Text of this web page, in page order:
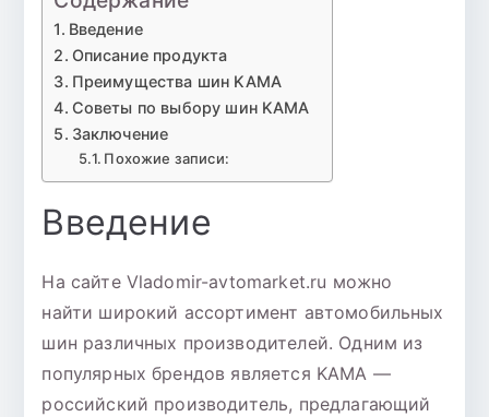
Введение
Описание продукта
Преимущества шин KAMA
Советы по выбору шин KAMA
Заключение
Похожие записи:
Введение
На сайте Vladomir-avtomarket.ru можно
найти широкий ассортимент автомобильных
шин различных производителей. Одним из
популярных брендов является KAMA —
российский производитель, предлагающий